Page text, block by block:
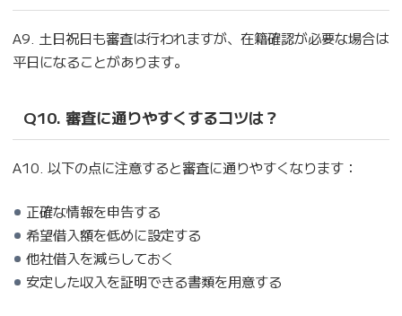
A9. 土日祝日も審査は行われますが、在籍確認が必要な場合は
平日になることがあります。
Q10. 審査に通りやすくするコツは？
A10. 以下の点に注意すると審査に通りやすくなります：
正確な情報を申告する
希望借入額を低めに設定する
他社借入を減らしておく
安定した収入を証明できる書類を用意する